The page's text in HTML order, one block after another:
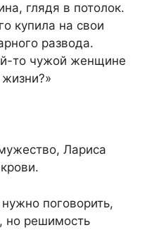
глядя в потолок.
купила на свои
развода.
то чужой женщине
Лариса
поговорить,
но решимость